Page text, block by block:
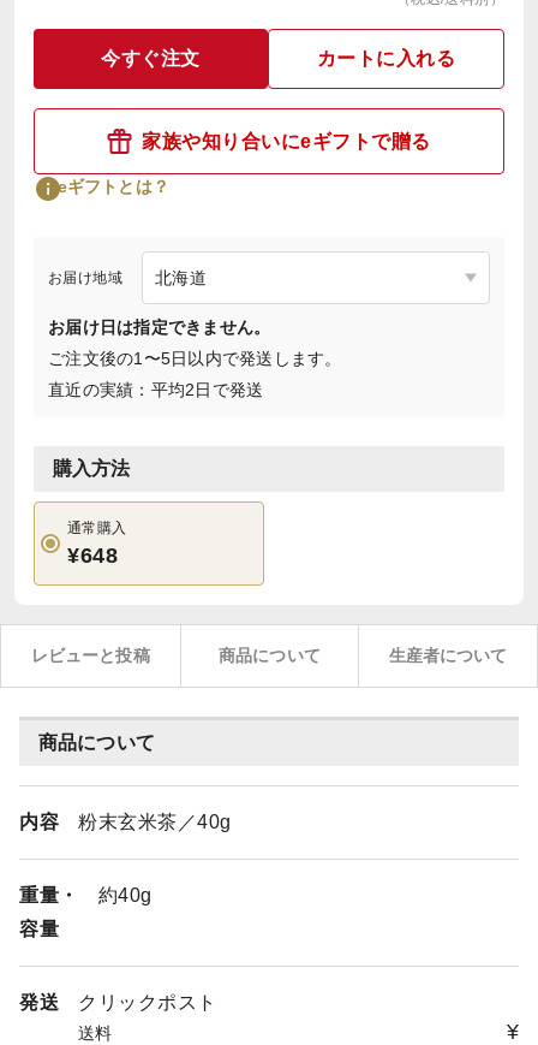
今すぐ注文 カートに入れる
家族や知り合いにeギフトで贈る
eギフトとは？
お届け地域
お届け日は指定できません。
ご注文後の1〜5日以内で発送します。
直近の実績：平均2日で発送
購入方法
通常購入
¥648
レビューと投稿 商品について 生産者について
商品について
内容 粉末玄米茶／40g
重量・
容量
約40g
発送 クリックポスト
送料 ¥